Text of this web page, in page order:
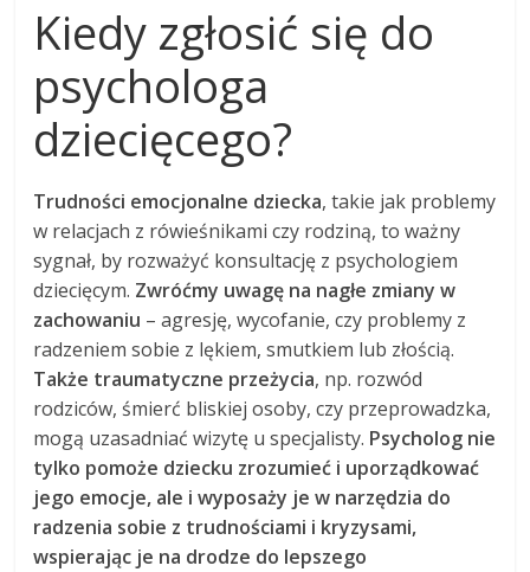
Kiedy zgłosić się do
psychologa
dziecięcego?
Trudności emocjonalne dziecka, takie jak problemy
w relacjach z rówieśnikami czy rodziną, to ważny
sygnał, by rozważyć konsultację z psychologiem
dziecięcym. Zwróćmy uwagę na nagłe zmiany w
zachowaniu – agresję, wycofanie, czy problemy z
radzeniem sobie z lękiem, smutkiem lub złością.
Także traumatyczne przeżycia, np. rozwód
rodziców, śmierć bliskiej osoby, czy przeprowadzka,
mogą uzasadniać wizytę u specjalisty. Psycholog nie
tylko pomoże dziecku zrozumieć i uporządkować
jego emocje, ale i wyposaży je w narzędzia do
radzenia sobie z trudnościami i kryzysami,
wspierając je na drodze do lepszego